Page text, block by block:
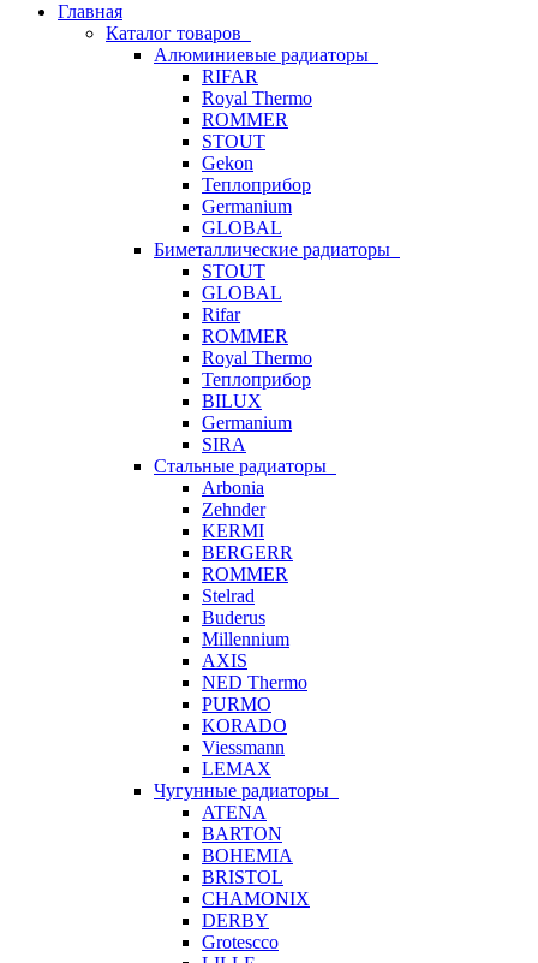
Главная
Каталог товаров
Алюминиевые радиаторы
RIFAR
Royal Thermo
ROMMER
STOUT
Gekon
Теплоприбор
Germanium
GLOBAL
Биметаллические радиаторы
STOUT
GLOBAL
Rifar
ROMMER
Royal Thermo
Теплоприбор
BILUX
Germanium
SIRA
Стальные радиаторы
Arbonia
Zehnder
KERMI
BERGERR
ROMMER
Stelrad
Buderus
Millennium
AXIS
NED Thermo
PURMO
KORADO
Viessmann
LEMAX
Чугунные радиаторы
ATENA
BARTON
BOHEMIA
BRISTOL
CHAMONIX
DERBY
Grotescco